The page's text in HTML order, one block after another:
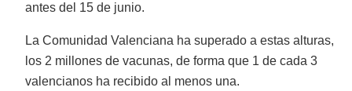
antes del 15 de junio.
La Comunidad Valenciana ha superado a estas alturas,
los 2 millones de vacunas, de forma que 1 de cada 3
valencianos ha recibido al menos una.